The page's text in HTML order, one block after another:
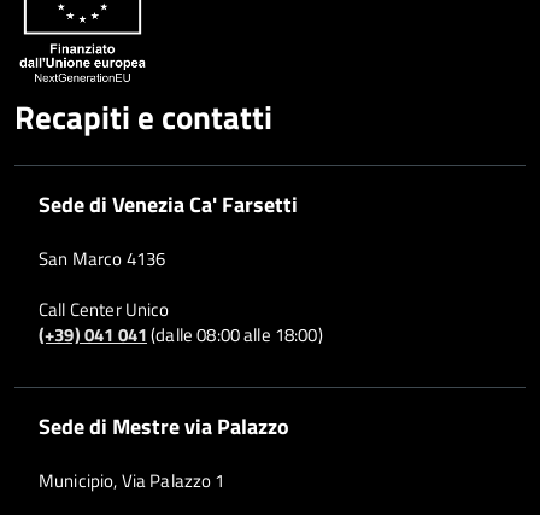
Recapiti e contatti
Sede di Venezia Ca' Farsetti
San Marco 4136
Call Center Unico
(+39) 041 041(dalle 08:00 alle 18:00)
Sede di Mestre via Palazzo
Municipio, Via Palazzo 1